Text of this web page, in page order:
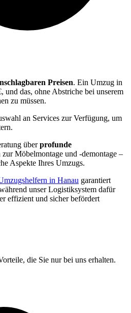
Preisen. Ein Umzug in
und das, ohne Abstriche bei unserem
zu müssen.
an Services zur Verfügung, um
überprofunde
zur Möbelmontage und -demontage –
Aspekte Ihres Umzugs.
in Hanau garantiert
unser Logistiksystem dafür
effizient und sicher befördert
die Sie nur bei uns erhalten.